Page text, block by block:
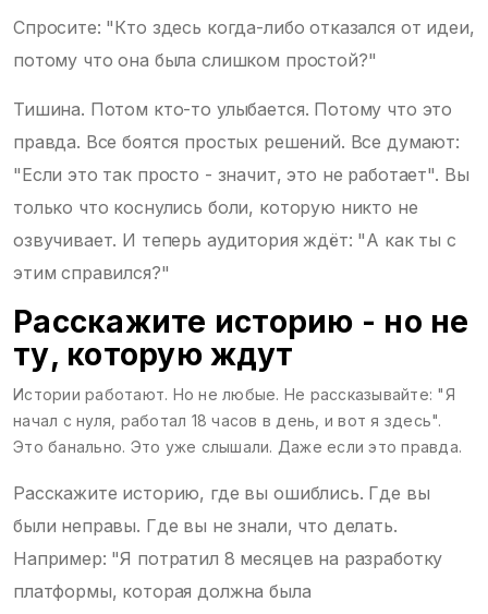
Спросите: "Кто здесь когда-либо отказался от идеи,
потому что она была слишком простой?"
Тишина. Потом кто-то улыбается. Потому что это
правда. Все боятся простых решений. Все думают:
"Если это так просто - значит, это не работает". Вы
только что коснулись боли, которую никто не
озвучивает. И теперь аудитория ждёт: "А как ты с
этим справился?"
Расскажите историю - но не
ту, которую ждут
Истории работают. Но не любые. Не рассказывайте: "Я
начал с нуля, работал 18 часов в день, и вот я здесь".
Это банально. Это уже слышали. Даже если это правда.
Расскажите историю, где вы ошиблись. Где вы
были неправы. Где вы не знали, что делать.
Например: "Я потратил 8 месяцев на разработку
платформы, которая должна была